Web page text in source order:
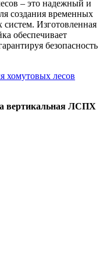
– это надежный и
создания временных
Изготовленная
обеспечивает
безопасность
хомутовых лесов
вертикальная ЛСПХ